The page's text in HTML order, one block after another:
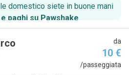
domestico siete in buone mani
paghi su Pawshake.
da
10 €
/passeggiata